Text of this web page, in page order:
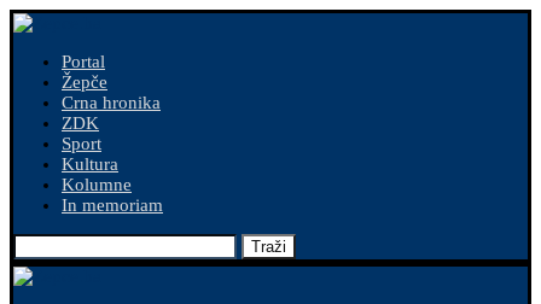
Portal
Žepče
Crna hronika
ZDK
Sport
Kultura
Kolumne
In memoriam
Traži